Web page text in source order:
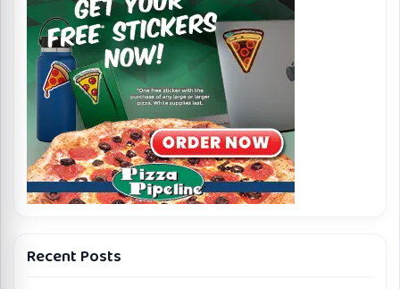
Recent Posts